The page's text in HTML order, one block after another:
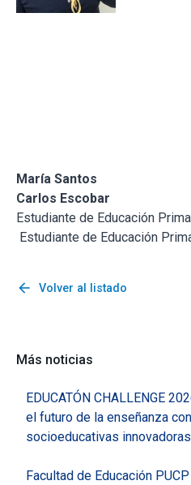
María
Carlos Escobar
Estudiante de
Estudiante de Educación
arrow_back Volver al listado
Más noticias
EDUCATÓN CHALLENGE
el futuro de la enseñanza
socioeducativas innovadoras
Facultad de Educación